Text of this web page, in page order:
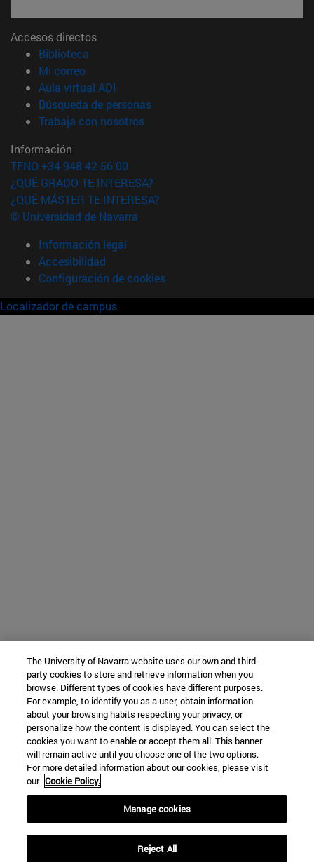
Accesos directos
Biblioteca
Mi correo(abre en nueva ventana)
Aula virtual ADI
Búsqueda de personas(abre en nueva ventana)
Trabaja con nosotros(abre en nueva ventana)
Información
TFNO +34 948 42 56 00
¿QUÉ GRADO TE INTERESA?
¿QUÉ MÁSTER TE INTERESA?
© Universidad de Navarra
Información legal
Accesibilidad
Configuración de cookies
Localizador de campus
The University of Navarra website uses our own and third-
party cookies to store and retrieve information when you
browse. Different types of cookies have different purposes.
For example, to identify you as a user, obtain information
about your browsing habits respecting your privacy, or
personalize how the content is displayed. You can select the
cookies you want to enable or accept them all. This banner
will remain active until you choose one of the two options.
For more detailed information about our cookies, please visit
our Cookie Policy.
Manage cookies
Reject All